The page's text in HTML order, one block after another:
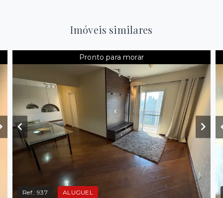
Imóveis similares
Pronto para morar
Ref.:937 ALUGUEL